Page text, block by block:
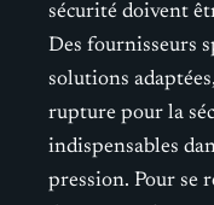
sécurité doivent
Des fournisseurs
solutions
rupture pour la
indispensables
pression. Pour se